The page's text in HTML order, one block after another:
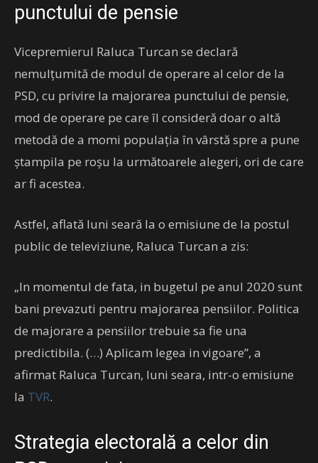
punctului de pensie
Vicepremierul Raluca Turcan se declară
nemulțumită de modul de operare al celor de la
PSD, cu privire la majorarea punctului de pensie,
mod de operare pe care îl consideră doar o altă
metodă de a momi populația în vârstă spre a pune
ștampila pe roșu la următoarele alegeri, ori de care
ar fi acestea.
Astfel, aflată luni seară la o emisiune de la postul
public de televiziune, Raluca Turcan a zis:
„In momentul de fata, in bugetul pe anul 2020 sunt
bani prevazuti pentru majorarea pensiilor. Politica
de majorare a pensiilor trebuie sa fie una
predictibila. (…) Aplicam legea in vigoare”, a
afirmat Raluca Turcan, luni seara, intr-o emisiune
la TVR.
Strategia electorală a celor din